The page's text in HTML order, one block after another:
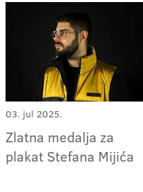
03. jul 2025.
Zlatna medalja za
plakat Stefana Mijića